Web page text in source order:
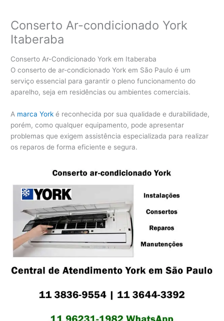
Conserto Ar-condicionado York
Itaberaba
Conserto Ar-Condicionado York em Itaberaba
O conserto de ar-condicionado York em São Paulo é um
serviço essencial para garantir o pleno funcionamento do
aparelho, seja em residências ou ambientes comerciais.
A marca York é reconhecida por sua qualidade e durabilidade,
porém, como qualquer equipamento, pode apresentar
problemas que exigem assistência especializada para realizar
os reparos de forma eficiente e segura.